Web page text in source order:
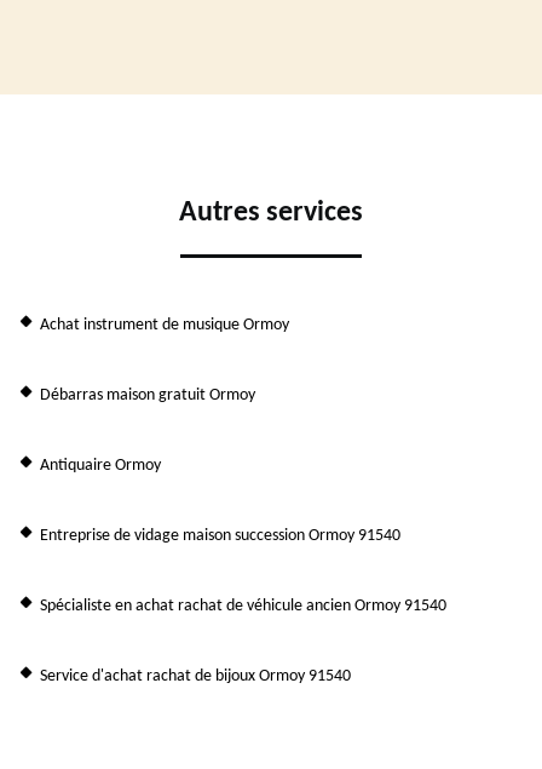
Autres services
Achat instrument de musique Ormoy
Débarras maison gratuit Ormoy
Antiquaire Ormoy
Entreprise de vidage maison succession Ormoy 91540
Spécialiste en achat rachat de véhicule ancien Ormoy 91540
Service d'achat rachat de bijoux Ormoy 91540